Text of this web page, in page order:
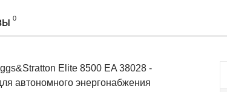
0
Elite 8500 EA 38028 -
автономного энергонабжения